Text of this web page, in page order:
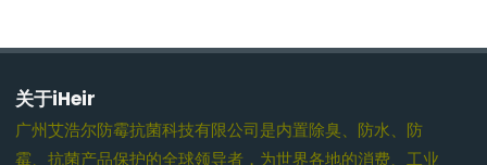
关于iHeir
广州艾浩尔防霉抗菌科技有限公司是内置除臭、防水、防
霉、抗菌产品保护的全球领导者，为世界各地的消费、工业